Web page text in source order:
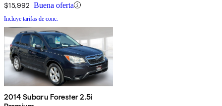
$15,992 Buena oferta
Incluye tarifas de conc.
2014 Subaru Forester 2.5i